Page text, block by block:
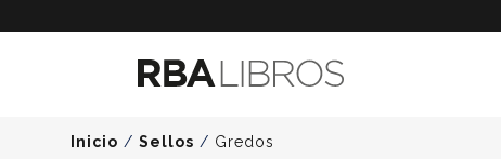
Inicio / Sellos / Gredos